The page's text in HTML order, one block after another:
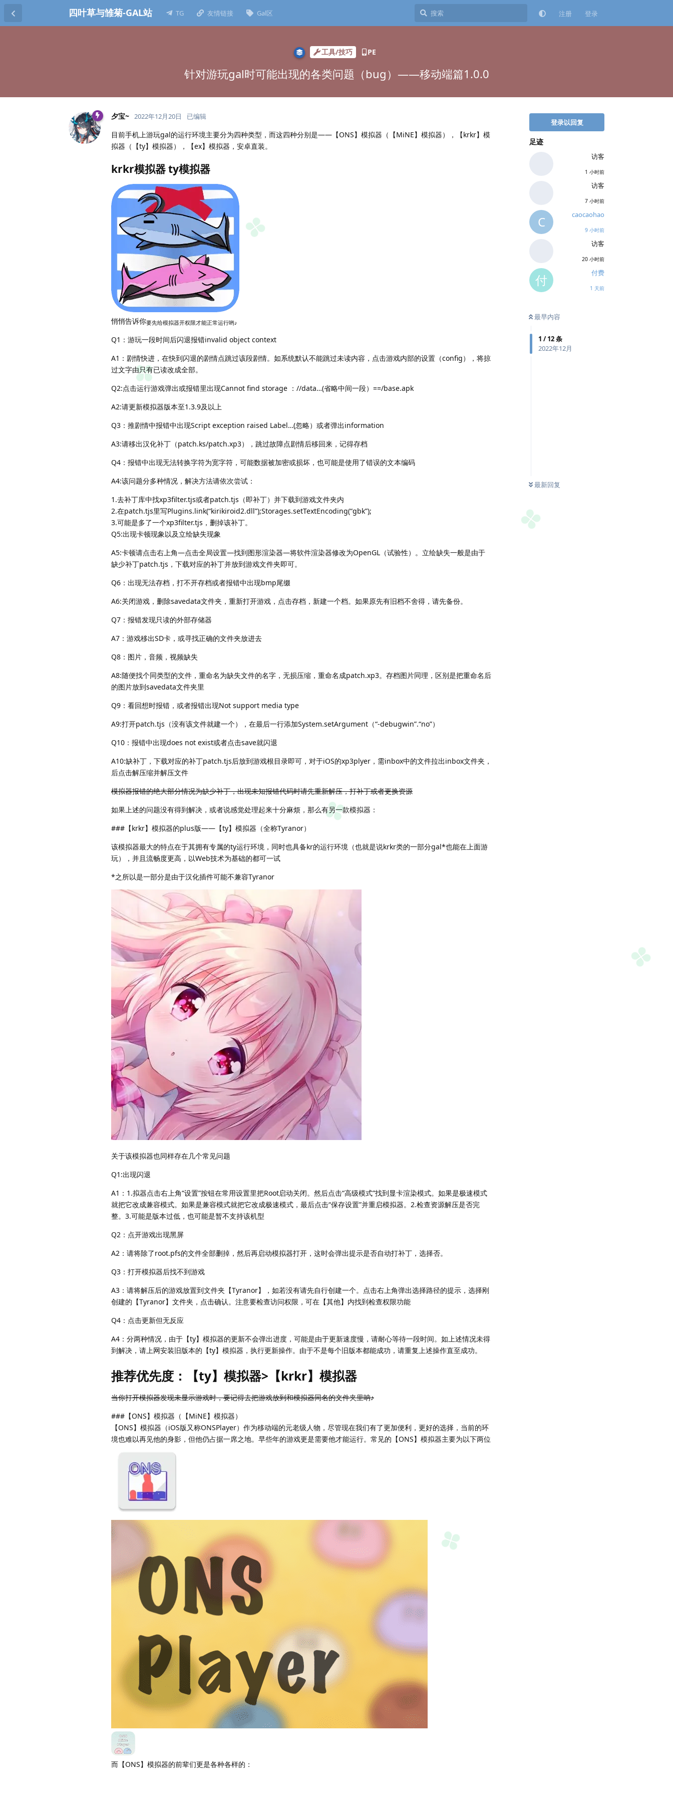
四叶草与雏菊-GAL站 TG 友情链接 Gal区 注册 登录
工具/技巧 PE
针对游玩gal时可能出现的各类问题（bug）——移动端篇1.0.0
登录以回复
足迹
访客
1 小时前
访客
7 小时前
C caocaohao
9 小时前
访客
20 小时前
付 付费
1 天前
最早内容
1 /12条
2022年12月
最新回复
夕宝~ 2022年12月20日 已编辑
目前手机上游玩gal的运行环境主要分为四种类型，而这四种分别是——【ONS】模拟器（【MiNE】模拟器），【krkr】模
拟器（【ty】模拟器），【ex】模拟器，安卓直装。
krkr模拟器 ty模拟器
悄悄告诉你要先给模拟器开权限才能正常运行哟♪
Q1：游玩一段时间后闪退报错invalid object context
A1：剧情快进，在快到闪退的剧情点跳过该段剧情。如系统默认不能跳过未读内容，点击游戏内部的设置（config），将掠
过文字由只有已读改成全部。
Q2:点击运行游戏弹出或报错里出现Cannot find storage ：//data…(省略中间一段）==/base.apk
A2:请更新模拟器版本至1.3.9及以上
Q3：推剧情中报错中出现Script exception raised Label…(忽略）或者弹出information
A3:请移出汉化补丁（patch.ks/patch.xp3），跳过故障点剧情后移回来，记得存档
Q4：报错中出现无法转换字符为宽字符，可能数据被加密或损坏，也可能是使用了错误的文本编码
A4:该问题分多种情况，解决方法请依次尝试：
1.去补丁库中找xp3filter.tjs或者patch.tjs（即补丁）并下载到游戏文件夹内
2.在patch.tjs里写Plugins.link(“kirikiroid2.dll”);Storages.setTextEncoding(“gbk”);
3.可能是多了一个xp3filter.tjs，删掉该补丁。
Q5:出现卡顿现象以及立绘缺失现象
A5:卡顿请点击右上角—点击全局设置—找到图形渲染器—将软件渲染器修改为OpenGL（试验性）。立绘缺失一般是由于
缺少补丁patch.tjs，下载对应的补丁并放到游戏文件夹即可。
Q6：出现无法存档，打不开存档或者报错中出现bmp尾缀
A6:关闭游戏，删除savedata文件夹，重新打开游戏，点击存档，新建一个档。如果原先有旧档不舍得，请先备份。
Q7：报错发现只读的外部存储器
A7：游戏移出SD卡，或寻找正确的文件夹放进去
Q8：图片，音频，视频缺失
A8:随便找个同类型的文件，重命名为缺失文件的名字，无损压缩，重命名成patch.xp3。存档图片同理，区别是把重命名后
的图片放到savedata文件夹里
Q9：看回想时报错，或者报错出现Not support media type
A9:打开patch.tjs（没有该文件就建一个），在最后一行添加System.setArgument（“-debugwin”.“no”）
Q10：报错中出现does not exist或者点击save就闪退
A10:缺补丁，下载对应的补丁patch.tjs后放到游戏根目录即可，对于iOS的xp3plyer，需inbox中的文件拉出inbox文件夹，
后点击解压缩并解压文件
模拟器报错的绝大部分情况为缺少补丁，出现未知报错代码时请先重新解压，打补丁或者更换资源
如果上述的问题没有得到解决，或者说感觉处理起来十分麻烦，那么有另一款模拟器：
###【krkr】模拟器的plus版——【ty】模拟器（全称Tyranor）
该模拟器最大的特点在于其拥有专属的ty运行环境，同时也具备kr的运行环境（也就是说krkr类的一部分gal*也能在上面游
玩），并且流畅度更高，以Web技术为基础的都可一试
*之所以是一部分是由于汉化插件可能不兼容Tyranor
关于该模拟器也同样存在几个常见问题
Q1:出现闪退
A1：1.拟器点击右上角“设置”按钮在常用设置里把Root启动关闭。然后点击“高级模式”找到显卡渲染模式。如果是极速模式
就把它改成兼容模式。如果是兼容模式就把它改成极速模式，最后点击“保存设置”并重启模拟器。2.检查资源解压是否完
整。3.可能是版本过低，也可能是暂不支持该机型
Q2：点开游戏出现黑屏
A2：请将除了root.pfs的文件全部删掉，然后再启动模拟器打开，这时会弹出提示是否自动打补丁，选择否。
Q3：打开模拟器后找不到游戏
A3：请将解压后的游戏放置到文件夹【Tyranor】，如若没有请先自行创建一个。点击右上角弹出选择路径的提示，选择刚
创建的【Tyranor】文件夹，点击确认。注意要检查访问权限，可在【其他】内找到检查权限功能
Q4：点击更新但无反应
A4：分两种情况，由于【ty】模拟器的更新不会弹出进度，可能是由于更新速度慢，请耐心等待一段时间。如上述情况未得
到解决，请上网安装旧版本的【ty】模拟器，执行更新操作。由于不是每个旧版本都能成功，请重复上述操作直至成功。
推荐优先度：【ty】模拟器>【krkr】模拟器
当你打开模拟器发现未显示游戏时，要记得去把游戏放到和模拟器同名的文件夹里呐♪
###【ONS】模拟器（【MiNE】模拟器）
【ONS】模拟器（iOS版又称ONSPlayer）作为移动端的元老级人物，尽管现在我们有了更加便利，更好的选择，当前的环
境也难以再见他的身影，但他仍占据一席之地。早些年的游戏更是需要他才能运行。常见的【ONS】模拟器主要为以下两位
而【ONS】模拟器的前辈们更是各种各样的：